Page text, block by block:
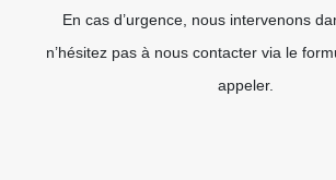
En cas d’urgence, nous intervenons
n’hésitez pas à nous contacter via le
appeler.